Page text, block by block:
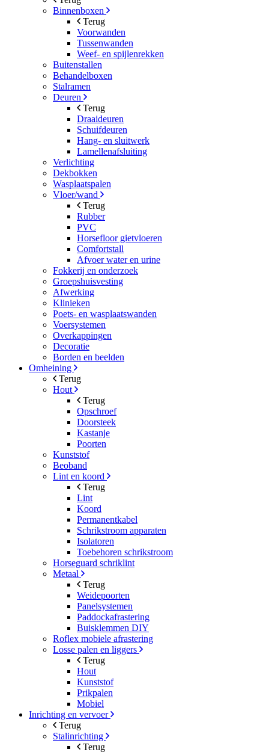
Binnenboxen
Terug
Voorwanden
Tussenwanden
Weef- en spijlenrekken
Buitenstallen
Behandelboxen
Stalramen
Deuren
Terug
Draaideuren
Schuifdeuren
Hang- en sluitwerk
Lamellenafsluiting
Verlichting
Dekbokken
Wasplaatspalen
Vloer/wand
Terug
Rubber
PVC
Horsefloor gietvloeren
Comfortstall
Afvoer water en urine
Fokkerij en onderzoek
Groepshuisvesting
Afwerking
Klinieken
Poets- en wasplaatswanden
Voersystemen
Overkappingen
Decoratie
Borden en beelden
Omheining
Terug
Hout
Terug
Opschroef
Doorsteek
Kastanje
Poorten
Kunststof
Beoband
Lint en koord
Terug
Lint
Koord
Permanentkabel
Schrikstroom apparaten
Isolatoren
Toebehoren schrikstroom
Horseguard schriklint
Metaal
Terug
Weidepoorten
Panelsystemen
Paddockafrastering
Buisklemmen DIY
Roflex mobiele afrastering
Losse palen en liggers
Terug
Hout
Kunststof
Prikpalen
Mobiel
Inrichting en vervoer
Terug
Stalinrichting
Terug